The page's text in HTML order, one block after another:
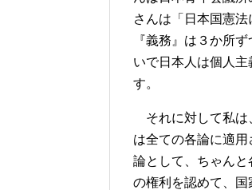
さんは「日本国憲
『義務』は３か所
いで日本人は個人
す。
それに対して私は
は全ての各論に適
論として、ちゃん
の権利を認めて、